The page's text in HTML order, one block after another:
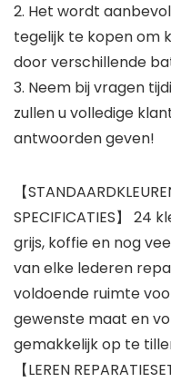
2. Het wordt
tegelijk te kopen om
door verschillende
3. Neem bij vragen
zullen u volledige
antwoorden geven!
【
SPECIFICATIES】 24
grijs, koffie en nog
van elke lederen
voldoende ruimte
gewenste maat en
gemakkelijk op te
【LEREN